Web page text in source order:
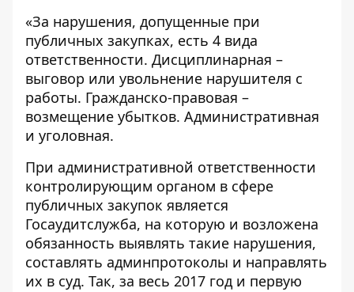
«За нарушения, допущенные при
публичных закупках, есть 4 вида
ответственности. Дисциплинарная –
выговор или увольнение нарушителя с
работы. Гражданско-правовая –
возмещение убытков. Административная
и уголовная.
При административной ответственности
контролирующим органом в сфере
публичных закупок является
Госаудитслужба, на которую и возложена
обязанность выявлять такие нарушения,
составлять админпротоколы и направлять
их в суд. Так, за весь 2017 год и первую